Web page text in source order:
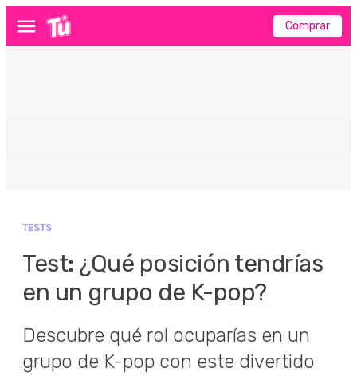
Menú Comprar
TESTS
Test: ¿Qué posición tendrías
en un grupo de K-pop?
Descubre qué rol ocuparías en un
grupo de K-pop con este divertido